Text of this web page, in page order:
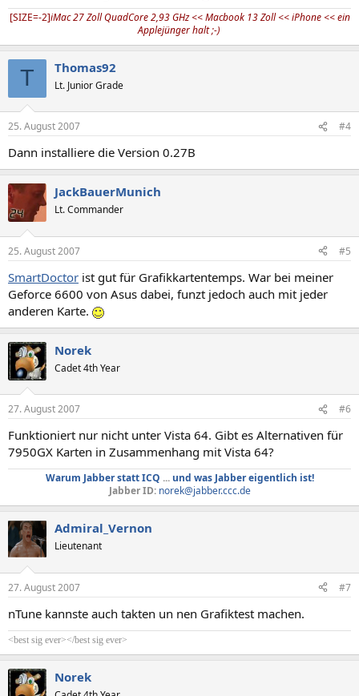
[SIZE=-2]iMac 27 Zoll QuadCore 2,93 GHz << Macbook 13 Zoll << iPhone << ein
Applejünger halt ;-)
T Thomas92
Lt. Junior Grade
25. August 2007 #4
Dann installiere die Version 0.27B
JackBauerMunich
Lt. Commander
25. August 2007 #5
SmartDoctor ist gut für Grafikkartentemps. War bei meiner
Geforce 6600 von Asus dabei, funzt jedoch auch mit jeder
anderen Karte.
Norek
Cadet 4th Year
27. August 2007 #6
Funktioniert nur nicht unter Vista 64. Gibt es Alternativen für
7950GX Karten in Zusammenhang mit Vista 64?
Warum Jabber statt ICQ ... und was Jabber eigentlich ist!
Jabber ID: norek@jabber.ccc.de
Admiral_Vernon
Lieutenant
27. August 2007 #7
nTune kannste auch takten un nen Grafiktest machen.
<best sig ever></best sig ever>
Norek